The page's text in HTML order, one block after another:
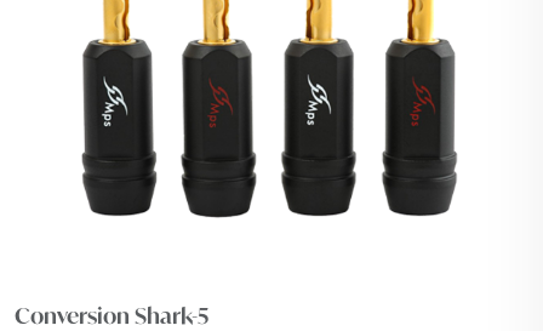
Conversion Shark-5